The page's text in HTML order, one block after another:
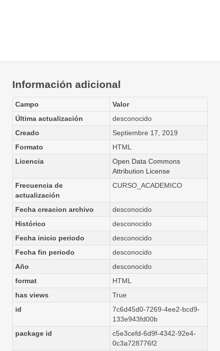
Información adicional
Campo
Valor
Última actualización
desconocido
Creado
Septiembre 17, 2019
Formato
HTML
Licencia
Open Data Commons
Attribution License
Frecuencia de
actualización
CURSO_ACADEMICO
Fecha creacion archivo
desconocido
Histórico
desconocido
Fecha inicio periodo
desconocido
Fecha fin periodo
desconocido
Año
desconocido
format
HTML
has views
True
id
7c6d45d0-7269-4ee2-bcd9-
133e943fd00b
package id
c5e3cefd-6d9f-4342-92e4-
0c3a728776f2